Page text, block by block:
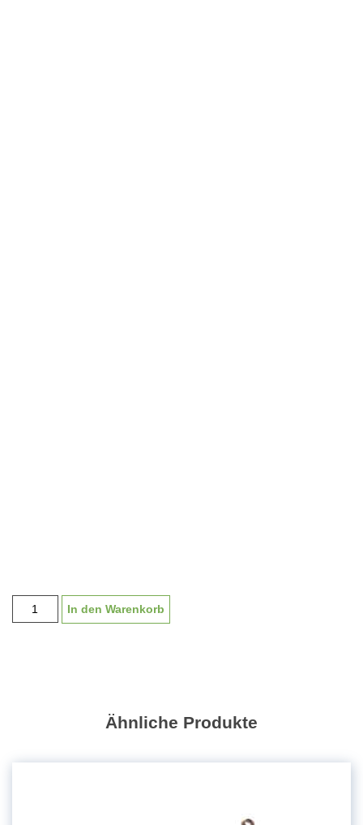
Riesenmedaille
"Champion"
In den Warenkorb
Ähnliche Produkte